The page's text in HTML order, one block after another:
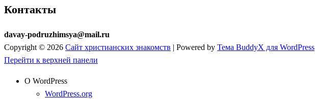
Контакты
davay-podruzhimsya@mail.ru
Copyright © 2026 Сайт христианских знакомств | Powered by Тема BuddyX для WordPress
Перейти к верхней панели
О WordPress
WordPress.org